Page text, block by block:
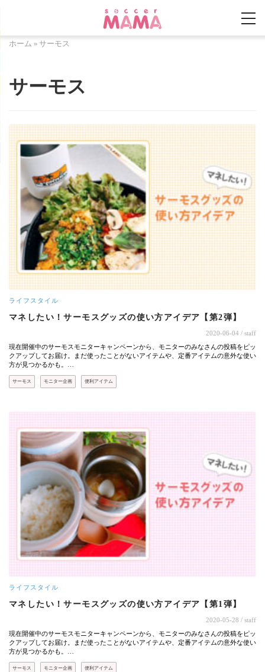
ホーム » サーモス
サーモス
ライフスタイル
マネしたい！サーモスグッズの使い方アイデア【第2弾】
2020-06-04 / staff
現在開催中のサーモスモニターキャンペーンから、モニターのみなさんの投稿をピッ
クアップしてお届け。まだ使ったことがないアイテムや、定番アイテムの意外な使い
方が見つかるかも。…
サーモス モニター企画 便利アイテム
ライフスタイル
マネしたい！サーモスグッズの使い方アイデア【第1弾】
2020-05-28 / staff
現在開催中のサーモスモニターキャンペーンから、モニターのみなさんの投稿をピッ
クアップしてお届け。まだ使ったことがないアイテムや、定番アイテムの意外な使い
方が見つかるかも。…
サーモス モニター企画 便利アイテム